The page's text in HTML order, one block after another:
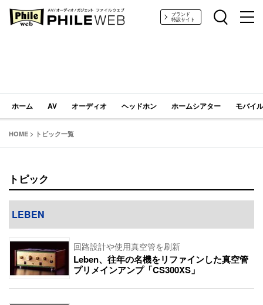
PHILE WEB｜AV/オーディオ/ガジェットブランド
特設サイト
ホーム AV オーディオ ヘッドホン ホームシアター モバイ
HOME > トピック一覧
トピック
LEBEN
回路設計や使用真空管を刷新
Leben、往年の名機をリファインした真空管
プリメインアンプ「CS300XS」